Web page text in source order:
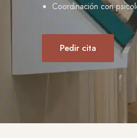
Coordinación con
Pedir cita